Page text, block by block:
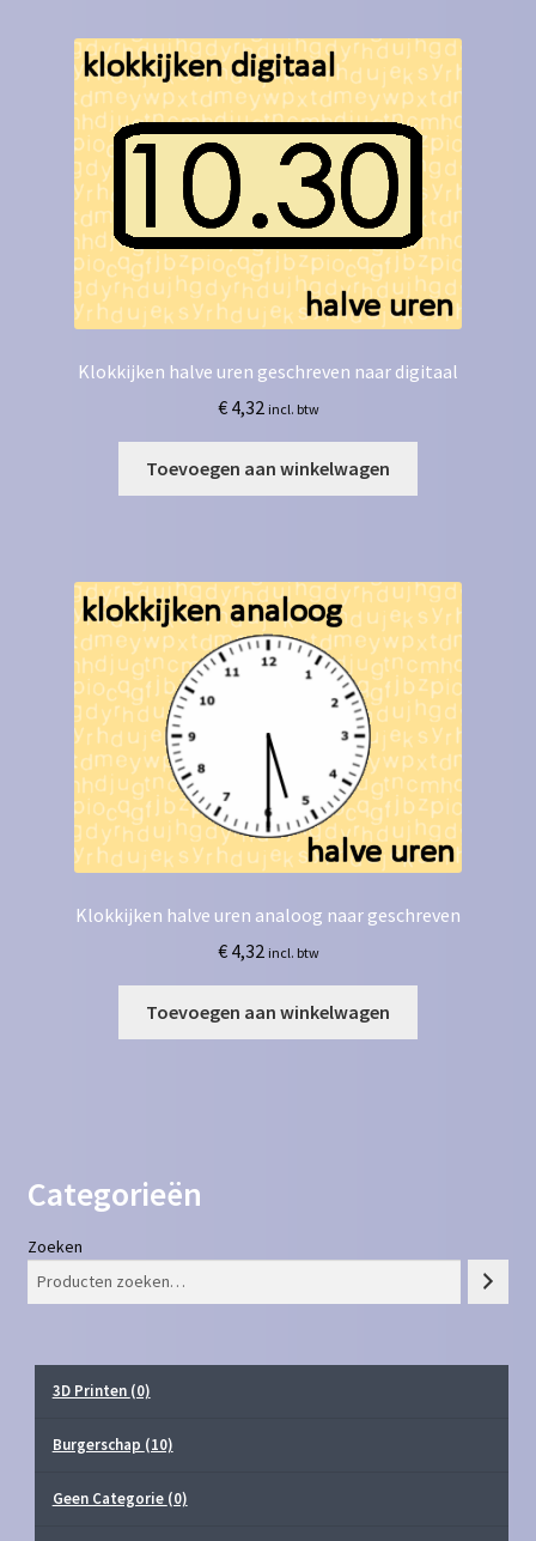
Klokkijken halve uren geschreven naar digitaal
€4,32 incl. btw
Toevoegen aan winkelwagen
Klokkijken halve uren analoog naar geschreven
€4,32 incl. btw
Toevoegen aan winkelwagen
Categorieën
Zoeken
3D Printen (0)
Burgerschap (10)
Geen Categorie (0)